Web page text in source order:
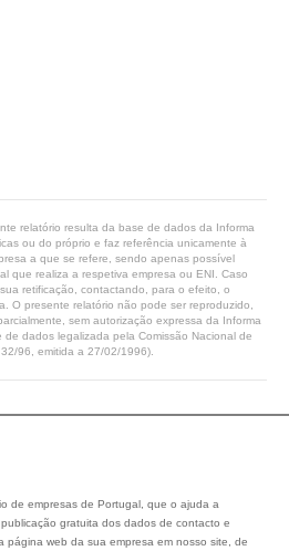
relatório resulta da base de dados da Informa
ou do próprio e faz referência unicamente à
a que se refere, sendo apenas possível
que realiza a respetiva empresa ou ENI. Caso
retificação, contactando, para o efeito, o
O presente relatório não pode ser reproduzido,
sem autorização expressa da Informa
de dados legalizada pela Comissão Nacional de
96, emitida a 27/02/1996).
de empresas de Portugal, que o ajuda a
gratuita dos dados de contacto e
página web da sua empresa em nosso site, de